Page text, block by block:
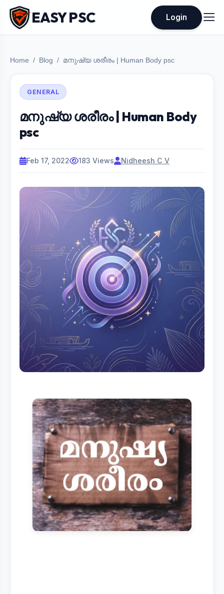
EASY PSC Login
Home Blog മനുഷ്യ ശരീരം | Human Body psc
GENERAL
മനുഷ്യ ശരീരം | Human Body
psc
Feb 17, 2022 183 Views Nidheesh C V